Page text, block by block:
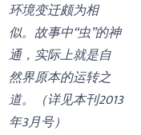
环境变迁颇为相
似。故事中“虫”的神
通，实际上就是自
然界原本的运转之
道。（详见本刊2013
年3月号）